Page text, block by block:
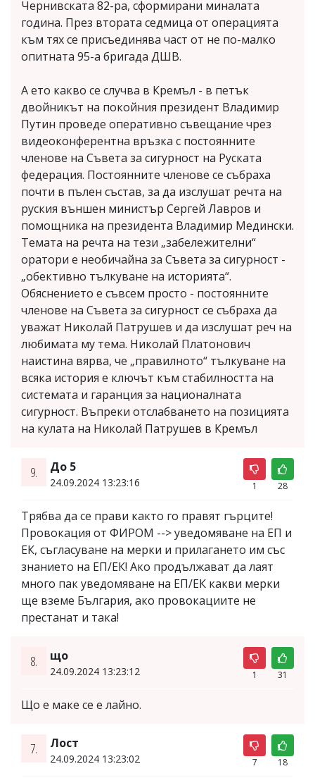
Чернивската 82-ра, сформирани миналата
година. През втората седмица от операцията
към тях се присъединява част от не по-малко
опитната 95-а бригада ДШВ.
А ето какво се случва в Кремъл - в петък
двойникът на покойния президент Владимир
Путин проведе оперативно съвещание чрез
видеоконферентна връзка с постоянните
членове на Съвета за сигурност на Руската
федерация. Постоянните членове се събраха
почти в пълен състав, за да изслушат речта на
руския външен министър Сергей Лавров и
помощника на президента Владимир Медински.
Темата на речта на тези „забележителни“
оратори е необичайна за Съвета за сигурност -
„обективно тълкуване на историята“.
Обяснението е съвсем просто - постоянните
членове на Съвета за сигурност се събраха да
уважат Николай Патрушев и да изслушат реч на
любимата му тема. Николай Платонович
наистина вярва, че „правилното“ тълкуване на
всяка история е ключът към стабилността на
системата и гаранция за националната
сигурност. Въпреки отслабването на позицията
на кулата на Николай Патрушев в Кремъл
9. До 5
24.09.2024 13:23:16 1 28
Трябва да се прави както го правят гърците!
Провокация от ФИРОМ --> уведомяване на ЕП и
ЕК, съгласуване на мерки и прилагането им със
знанието на ЕП/ЕК! Ако продължават да лаят
много пак уведомяване на ЕП/ЕК какви мерки
ще вземе България, ако провокациите не
престанат и така!
8. що
24.09.2024 13:23:12 1 31
Що е маке се е лайно.
7. Лост
24.09.2024 13:23:02 7 18